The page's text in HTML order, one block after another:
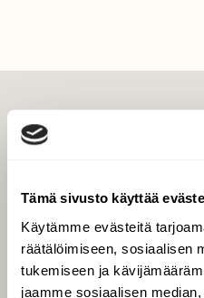
Tämä sivusto käyttää
Käytämme evästeitä
räätälöimiseen, sosiaalisen
tukemiseen ja
jaamme sosiaalisen